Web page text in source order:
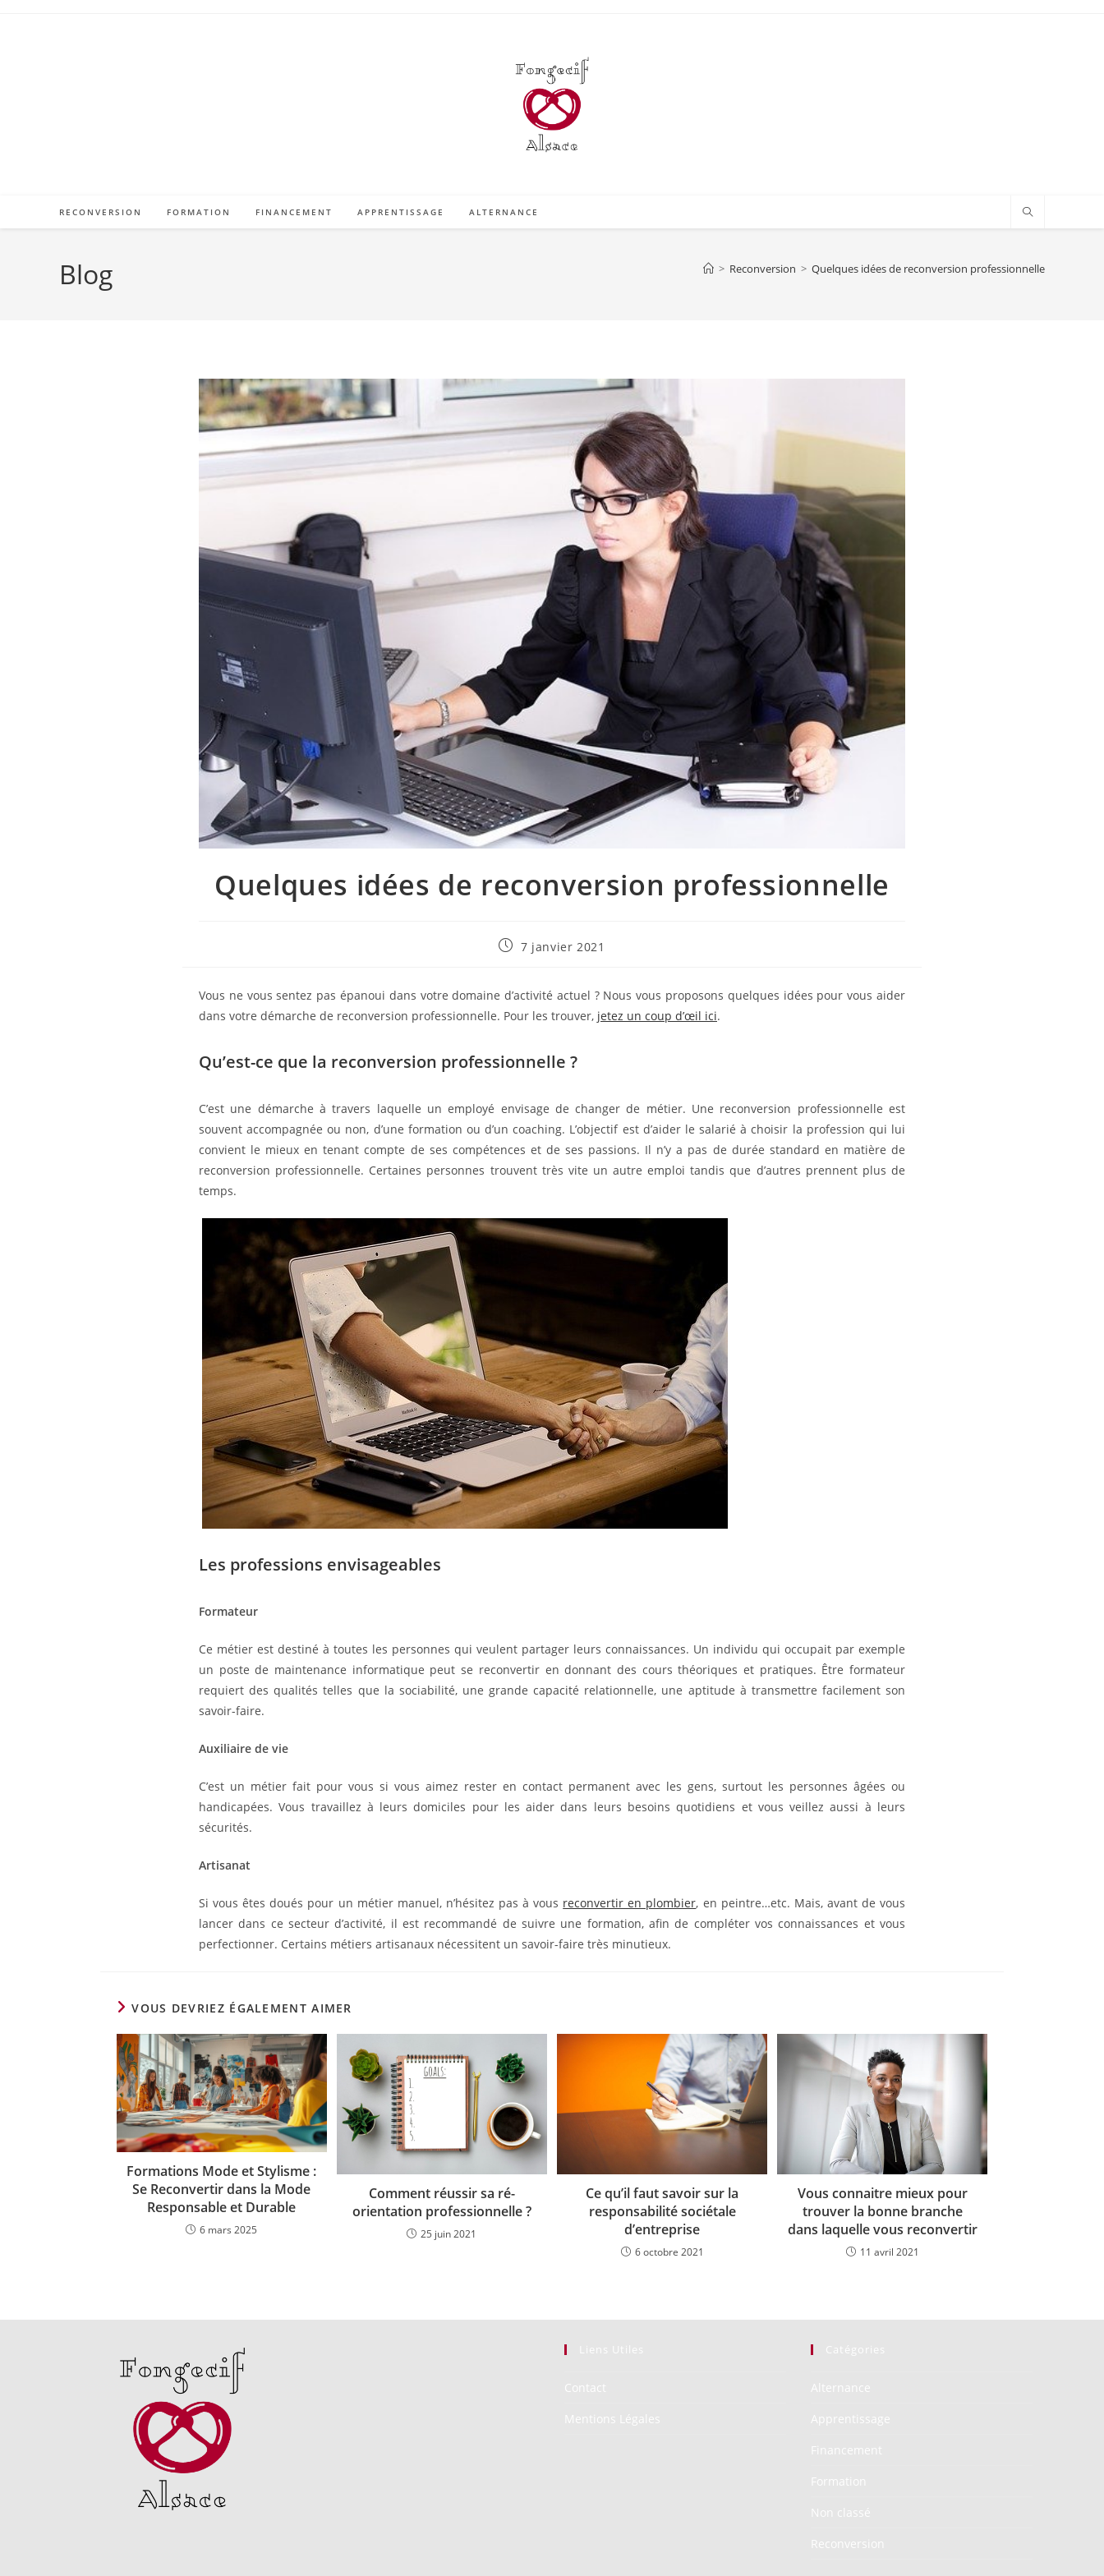
RECONVERSION FORMATION FINANCEMENT APPRENTISSAGE ALTERNANCE
Blog > Reconversion > Quelques idées de reconversion professionnelle
Quelques idées de reconversion professionnelle
Publication
7 janvier 2021
Vous ne vous sentez pas épanoui dans votre domaine d’activité actuel ? Nous vous proposons quelques idées pour vous aider
dans votre démarche de reconversion professionnelle. Pour les trouver, jetez un coup d’œil ici.
Qu’est-ce que la reconversion professionnelle ?
C’est une démarche à travers laquelle un employé envisage de changer de métier. Une reconversion professionnelle est
souvent accompagnée ou non, d’une formation ou d’un coaching. L’objectif est d’aider le salarié à choisir la profession qui lui
convient le mieux en tenant compte de ses compétences et de ses passions. Il n’y a pas de durée standard en matière de
reconversion professionnelle. Certaines personnes trouvent très vite un autre emploi tandis que d’autres prennent plus de
temps.
Les professions envisageables
Formateur
Ce métier est destiné à toutes les personnes qui veulent partager leurs connaissances. Un individu qui occupait par exemple
un poste de maintenance informatique peut se reconvertir en donnant des cours théoriques et pratiques. Être formateur
requiert des qualités telles que la sociabilité, une grande capacité relationnelle, une aptitude à transmettre facilement son
savoir-faire.
Auxiliaire de vie
C’est un métier fait pour vous si vous aimez rester en contact permanent avec les gens, surtout les personnes âgées ou
handicapées. Vous travaillez à leurs domiciles pour les aider dans leurs besoins quotidiens et vous veillez aussi à leurs
sécurités.
Artisanat
Si vous êtes doués pour un métier manuel, n’hésitez pas à vous reconvertir en plombier, en peintre…etc. Mais, avant de vous
lancer dans ce secteur d’activité, il est recommandé de suivre une formation, afin de compléter vos connaissances et vous
perfectionner. Certains métiers artisanaux nécessitent un savoir-faire très minutieux.
VOUS DEVRIEZ ÉGALEMENT AIMER
Formations Mode et Stylisme :
Se Reconvertir dans la Mode
Responsable et Durable
6 mars 2025
Comment réussir sa ré-
orientation professionnelle ?
25 juin 2021
Ce qu’il faut savoir sur la
responsabilité sociétale
d’entreprise
6 octobre 2021
Vous connaitre mieux pour
trouver la bonne branche
dans laquelle vous reconvertir
11 avril 2021
Liens Utiles
Contact
Mentions Légales
Catégories
Alternance
Apprentissage
Financement
Formation
Non classé
Reconversion